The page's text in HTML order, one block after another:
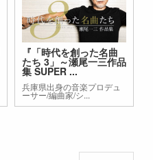
『「時代を創った名曲
たち 3」～瀬尾一三作品
集 SUPER ...
兵庫県出身の音楽プロデュ
ーサー/編曲家/シ...